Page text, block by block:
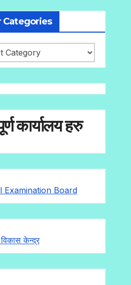
Categories
कार्यालय हरु
Examination Board
केन्द्र